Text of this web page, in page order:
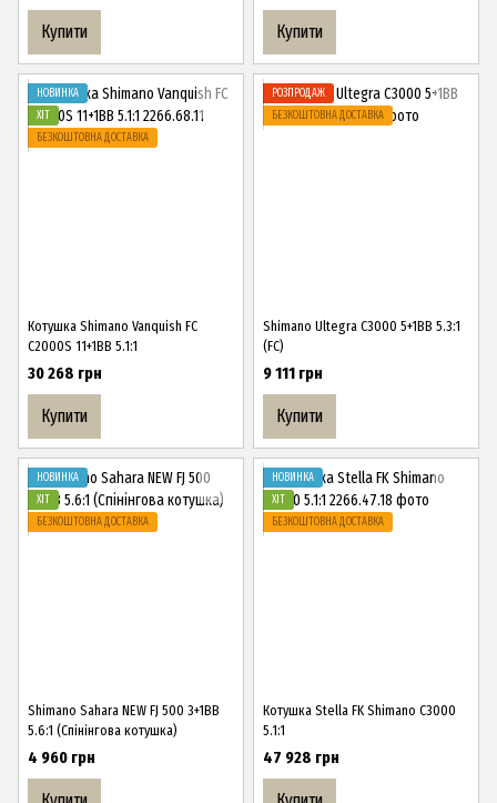
Купити Купити
НОВИНКА
ХІТ
БЕЗКОШТОВНА ДОСТАВКА
Котушка Shimano Vanquish FC
C2000S 11+1BB 5.1:1
30 268 грн
Купити
РОЗПРОДАЖ
БЕЗКОШТОВНА ДОСТАВКА
Shimano Ultegra C3000 5+1BB 5.3:1
(FC)
9 111 грн
Купити
НОВИНКА
ХІТ
БЕЗКОШТОВНА ДОСТАВКА
Shimano Sahara NEW FJ 500 3+1BB
5.6:1 (Спінінгова котушка)
4 960 грн
НОВИНКА
ХІТ
БЕЗКОШТОВНА ДОСТАВКА
Котушка Stella FK Shimano C3000
5.1:1
47 928 грн